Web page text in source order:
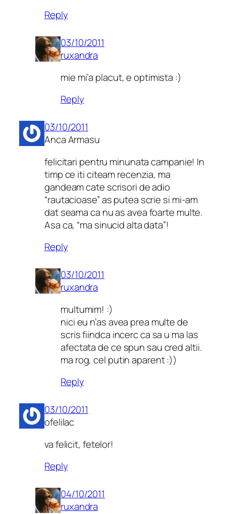
Reply
03/10/2011
ruxandra
mie mi’a placut, e optimista :)
Reply
03/10/2011
Anca Armasu
felicitari pentru minunata campanie! In
timp ce iti citeam recenzia, ma
gandeam cate scrisori de adio
“rautacioase” as putea scrie si mi-am
dat seama ca nu as avea foarte multe.
Asa ca, “ma sinucid alta data”!
Reply
03/10/2011
ruxandra
multumim! :)
nici eu n’as avea prea multe de
scris fiindca incerc ca sa u ma las
afectata de ce spun sau cred altii.
ma rog, cel putin aparent :))
Reply
03/10/2011
ofelilac
va felicit, fetelor!
Reply
04/10/2011
ruxandra